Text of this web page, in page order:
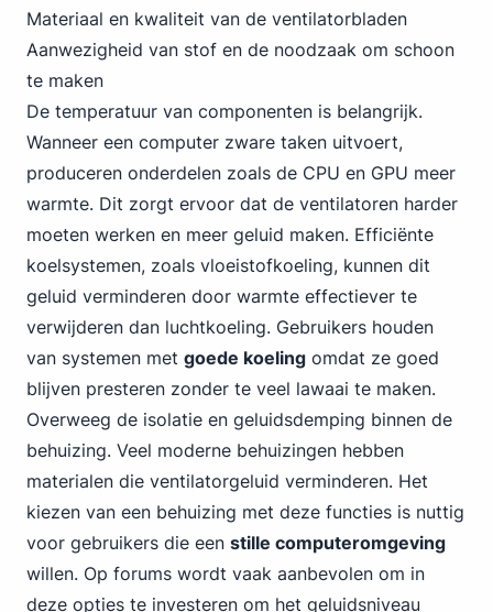
Materiaal en kwaliteit van de ventilatorbladen
Aanwezigheid van stof en de noodzaak om schoon
te maken
De temperatuur van componenten is belangrijk.
Wanneer een computer zware taken uitvoert,
produceren onderdelen zoals de CPU en GPU meer
warmte. Dit zorgt ervoor dat de ventilatoren harder
moeten werken en meer geluid maken. Efficiënte
koelsystemen, zoals vloeistofkoeling, kunnen dit
geluid verminderen door warmte effectiever te
verwijderen dan luchtkoeling. Gebruikers houden
van systemen met goede koeling omdat ze goed
blijven presteren zonder te veel lawaai te maken.
Overweeg de isolatie en geluidsdemping binnen de
behuizing. Veel moderne behuizingen hebben
materialen die ventilatorgeluid verminderen. Het
kiezen van een behuizing met deze functies is nuttig
voor gebruikers die een stille computeromgeving
willen. Op forums wordt vaak aanbevolen om in
deze opties te investeren om het geluidsniveau